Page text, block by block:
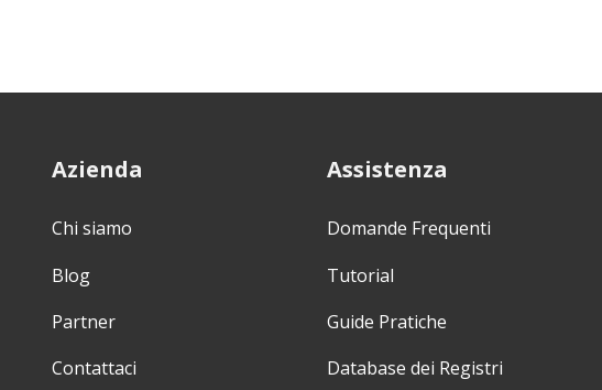
Azienda
Chi siamo
Blog
Partner
Contattaci
Assistenza
Domande Frequenti
Tutorial
Guide Pratiche
Database dei Registri